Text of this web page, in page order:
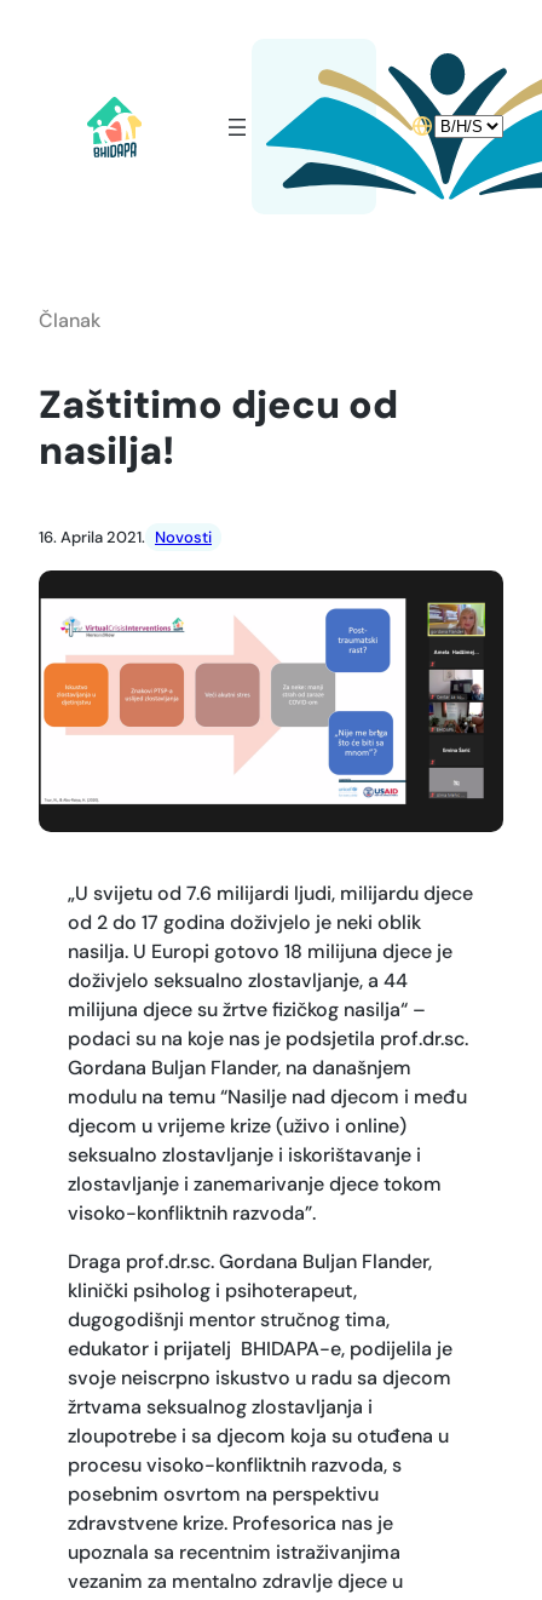
Choose
a
language
Članak
Zaštitimo djecu od
nasilja!
16. Aprila 2021. Novosti
„U svijetu od 7.6 milijardi ljudi, milijardu djece
od 2 do 17 godina doživjelo je neki oblik
nasilja. U Europi gotovo 18 milijuna djece je
doživjelo seksualno zlostavljanje, a 44
milijuna djece su žrtve fizičkog nasilja“ –
podaci su na koje nas je podsjetila prof.dr.sc.
Gordana Buljan Flander, na današnjem
modulu na temu “Nasilje nad djecom i među
djecom u vrijeme krize (uživo i online)
seksualno zlostavljanje i iskorištavanje i
zlostavljanje i zanemarivanje djece tokom
visoko-konfliktnih razvoda”.
Draga prof.dr.sc. Gordana Buljan Flander,
klinički psiholog i psihoterapeut,
dugogodišnji mentor stručnog tima,
edukator i prijatelj BHIDAPA-e, podijelila je
svoje neiscrpno iskustvo u radu sa djecom
žrtvama seksualnog zlostavljanja i
zloupotrebe i sa djecom koja su otuđena u
procesu visoko-konfliktnih razvoda, s
posebnim osvrtom na perspektivu
zdravstvene krize. Profesorica nas je
upoznala sa recentnim istraživanjima
vezanim za mentalno zdravlje djece u